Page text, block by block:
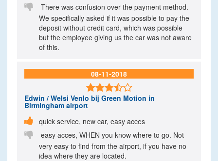

There was confusion over the payment method.
We specifically asked if it was possible to pay the
deposit without credit card, which was possible
but the employee giving us the car was not aware
of this.
08-11-2018

Edwin / Welsi Venlo bij Green Motion in
Birmingham airport
 quick service, new car, easy acces

easy acces, WHEN you know where to go. Not
very easy to find from the airport, if you have no
idea where they are located.